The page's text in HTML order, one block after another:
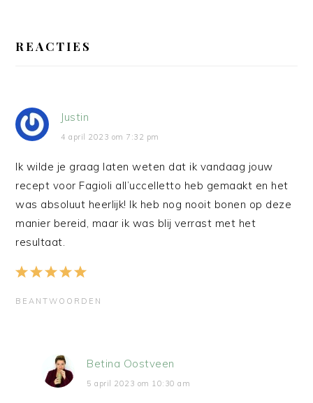
INTERACTIES
REACTIES
Justin
4 april 2023 om 7:32 pm
Ik wilde je graag laten weten dat ik vandaag jouw
recept voor Fagioli all’uccelletto heb gemaakt en het
was absoluut heerlijk! Ik heb nog nooit bonen op deze
manier bereid, maar ik was blij verrast met het
resultaat.
BEANTWOORDEN
Betina Oostveen
5 april 2023 om 10:30 am